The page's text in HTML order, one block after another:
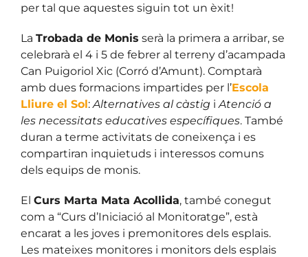
per tal que aquestes siguin tot un èxit!
La Trobada de Monis serà la primera a arribar, se
celebrarà el 4 i 5 de febrer al terreny d’acampada
Can Puigoriol Xic (Corró d’Amunt). Comptarà
amb dues formacions impartides per l’Escola
Lliure el Sol:Alternatives al càstig iAtenció a
les necessitats educatives específiques. També
duran a terme activitats de coneixença i es
compartiran inquietuds i interessos comuns
dels equips de monis.
El Curs Marta Mata Acollida, també conegut
com a “Curs d’Iniciació al Monitoratge”, està
encarat a les joves i premonitores dels esplais.
Les mateixes monitores i monitors dels esplais